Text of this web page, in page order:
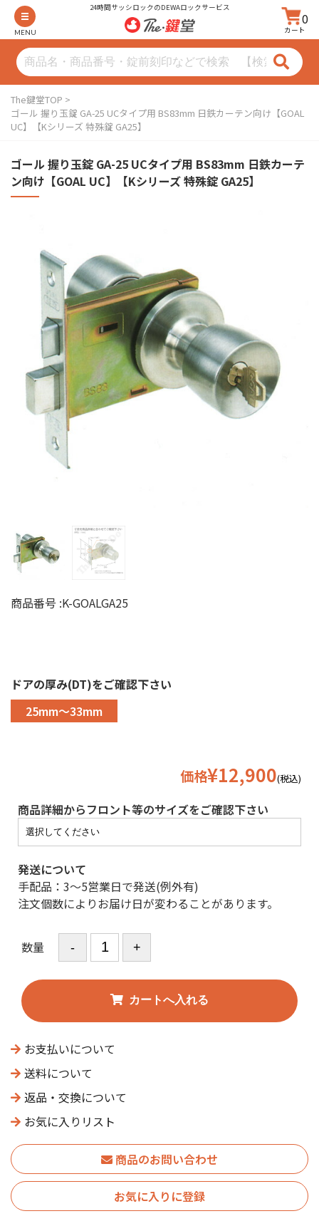
MENU
24時間サッシロックのDEWAロックサービス
0
カート
The鍵堂TOP
ゴール 握り玉錠 GA-25 UCタイプ用 BS83mm 日鉄カーテン向け【GOAL
UC】【Kシリーズ 特殊錠 GA25】
ゴール 握り玉錠 GA-25 UCタイプ用 BS83mm 日鉄カーテ
ン向け【GOAL UC】【Kシリーズ 特殊錠 GA25】
商品番号 :K-GOALGA25
ドアの厚み(DT)をご確認下さい
25mm〜33mm
価格¥12,900(税込)
商品詳細からフロント等のサイズをご確認下さい
発送について
手配品：3〜5営業日で発送(例外有)
注文個数によりお届け日が変わることがあります。
数量
お支払いについて
送料について
返品・交換について
お気に入りリスト
商品のお問い合わせ
お気に入りに登録